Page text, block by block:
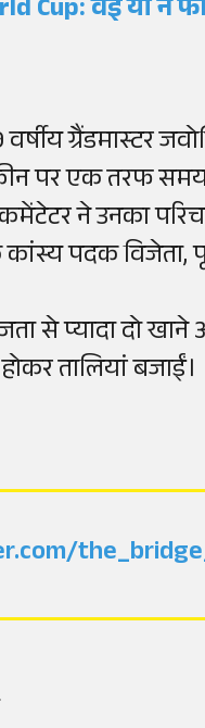
Cup:वेईयीने
ग्रैंडमास्टर
पर एक तरफ
ने उनका
पदक विजेता,
से प्यादा दो
तालियां बजाईं।